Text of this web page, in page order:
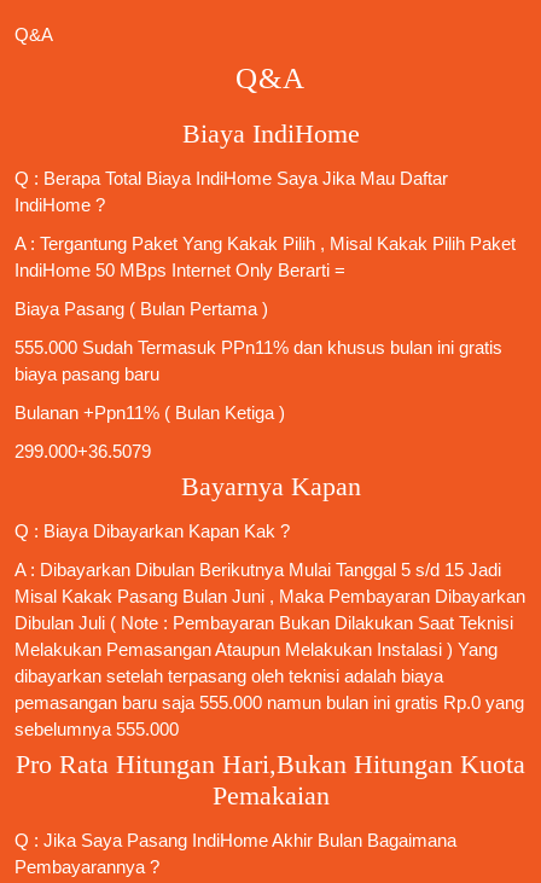
Q&A
Q&A
Biaya IndiHome
Q : Berapa Total Biaya IndiHome Saya Jika Mau Daftar
IndiHome ?
A : Tergantung Paket Yang Kakak Pilih , Misal Kakak Pilih Paket
IndiHome 50 MBps Internet Only Berarti =
Biaya Pasang ( Bulan Pertama )
555.000 Sudah Termasuk PPn11% dan khusus bulan ini gratis
biaya pasang baru
Bulanan +Ppn11% ( Bulan Ketiga )
299.000+36.5079
Bayarnya Kapan
Q : Biaya Dibayarkan Kapan Kak ?
A : Dibayarkan Dibulan Berikutnya Mulai Tanggal 5 s/d 15 Jadi
Misal Kakak Pasang Bulan Juni , Maka Pembayaran Dibayarkan
Dibulan Juli ( Note : Pembayaran Bukan Dilakukan Saat Teknisi
Melakukan Pemasangan Ataupun Melakukan Instalasi ) Yang
dibayarkan setelah terpasang oleh teknisi adalah biaya
pemasangan baru saja 555.000 namun bulan ini gratis Rp.0 yang
sebelumnya 555.000
Pro Rata Hitungan Hari,Bukan Hitungan Kuota
Pemakaian
Q : Jika Saya Pasang IndiHomeAkhir Bulan Bagaimana
Pembayarannya ?